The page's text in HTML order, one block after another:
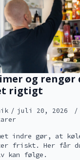
og rengør
rigtigt
juli 20, 2026
indre gør, at
friskt. Her får
kan følge.